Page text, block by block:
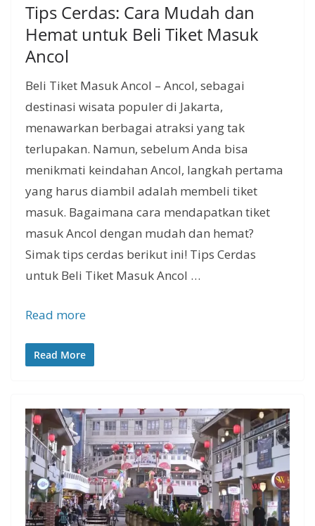
Tips Cerdas: Cara Mudah dan
Hemat untuk Beli Tiket Masuk
Ancol
Beli Tiket Masuk Ancol – Ancol, sebagai
destinasi wisata populer di Jakarta,
menawarkan berbagai atraksi yang tak
terlupakan. Namun, sebelum Anda bisa
menikmati keindahan Ancol, langkah pertama
yang harus diambil adalah membeli tiket
masuk. Bagaimana cara mendapatkan tiket
masuk Ancol dengan mudah dan hemat?
Simak tips cerdas berikut ini! Tips Cerdas
untuk Beli Tiket Masuk Ancol …
Read more
Read More